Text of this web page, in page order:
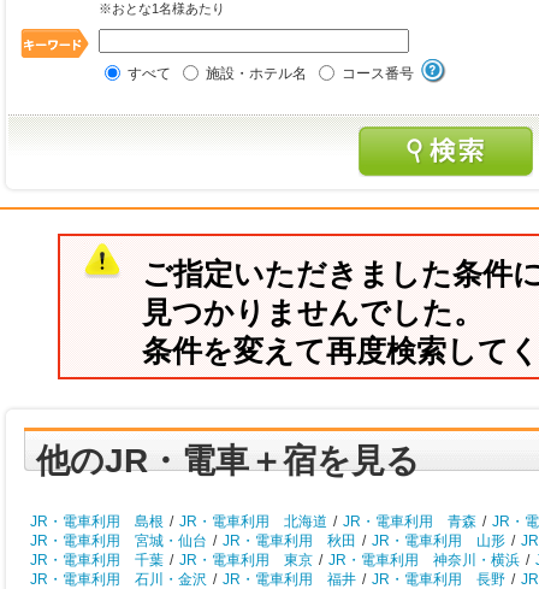
※おとな1名様あたり
すべて 施設・ホテル名 コース番号
ご指定いただきました条件
見つかりませんでした。
条件を変えて再度検索して
他のJR・電車＋宿を見る
JR・電車利用 島根 / JR・電車利用 北海道 / JR・電車利用 青森 / JR・
JR・電車利用 宮城・仙台 / JR・電車利用 秋田 / JR・電車利用 山形 /
JR・電車利用 千葉 / JR・電車利用 東京 / JR・電車利用 神奈川・横浜 /
JR・電車利用 石川・金沢 / JR・電車利用 福井 / JR・電車利用 長野 /